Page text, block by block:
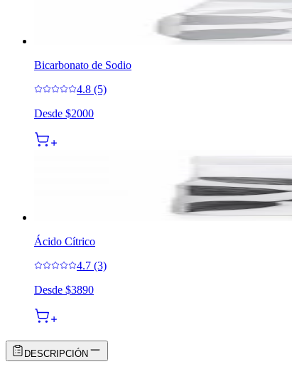
Bicarbonato de Sodio
4.8 (5)
Desde $2000
Ácido Cítrico
4.7 (3)
Desde $3890
DESCRIPCIÓN